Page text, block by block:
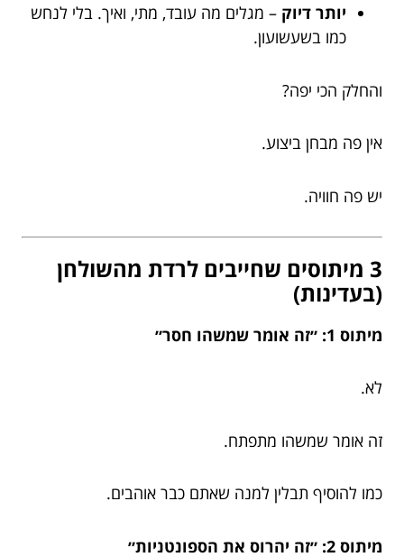
יותר דיוק – מגלים מה עובד, מתי, ואיך. בלי לנחש
כמו בשעשועון.
והחלק הכי יפה?
אין פה מבחן ביצוע.
יש פה חוויה.
3 מיתוסים שחייבים לרדת מהשולחן
(בעדינות)
מיתוס 1: ״זה אומר שמשהו חסר״
לא.
זה אומר שמשהו מתפתח.
כמו להוסיף תבלין למנה שאתם כבר אוהבים.
מיתוס 2: ״זה יהרוס את הספונטניות״